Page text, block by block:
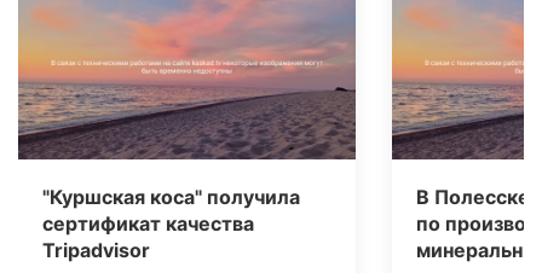
"Куршская коса" получила
сертификат качества
Tripаdvisor
В Полесске
по